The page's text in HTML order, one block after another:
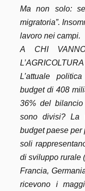
Ma non solo:
migratoria”.
lavoro nei campi.
A CHI
L’AGRICOLTURA
L’attuale
budget di 408
36% del
sono divisi? La
budget paese per
soli
di sviluppo rurale
Francia,
ricevono i